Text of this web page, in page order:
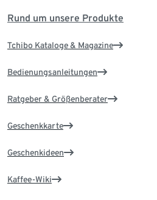
Rund um unsere Produkte
Tchibo Kataloge & Magazine
Bedienungsanleitungen
Ratgeber & Größenberater
Geschenkkarte
Geschenkideen
Kaffee-Wiki